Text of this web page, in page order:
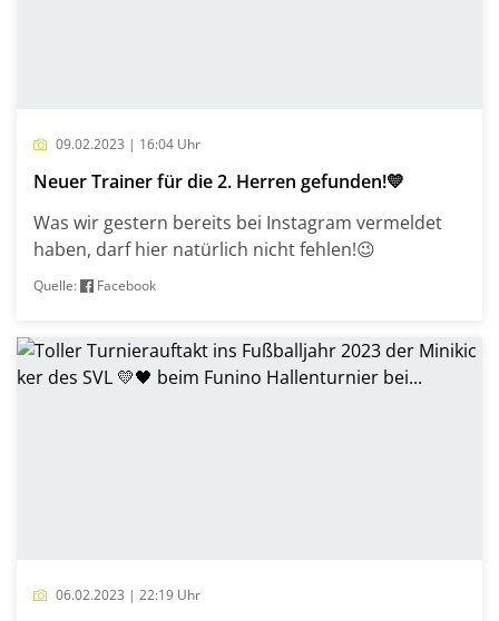
09.02.2023 | 16:04 Uhr
Neuer Trainer für die 2. Herren gefunden!💛
Was wir gestern bereits bei Instagram vermeldet
haben, darf hier natürlich nicht fehlen!😉
Quelle: Facebook
06.02.2023 | 22:19 Uhr